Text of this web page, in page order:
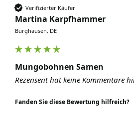
Verifizierter Käufer
Martina Karpfhammer
Burghausen, DE
Mungobohnen Samen
Rezensent hat keine Kommentare
Fanden Sie diese Bewertung hilfreich?